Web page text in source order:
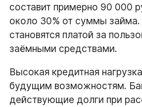
составит примерно 90 000
около 30% от суммы займа.
становятся платой за
заёмными средствами.
Высокая кредитная
будущим возможностям.
действующие долги при